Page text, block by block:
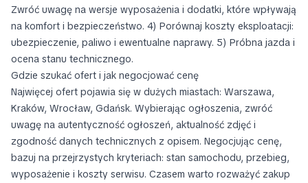
Zwróć uwagę na wersje wyposażenia i dodatki, które wpływają
na komfort i bezpieczeństwo. 4) Porównaj koszty eksploatacji:
ubezpieczenie, paliwo i ewentualne naprawy. 5) Próbna jazda i
ocena stanu technicznego.
Gdzie szukać ofert i jak negocjować cenę
Najwięcej ofert pojawia się w dużych miastach: Warszawa,
Kraków, Wrocław, Gdańsk. Wybierając ogłoszenia, zwróć
uwagę na autentyczność ogłoszeń, aktualność zdjęć i
zgodność danych technicznych z opisem. Negocjując cenę,
bazuj na przejrzystych kryteriach: stan samochodu, przebieg,
wyposażenie i koszty serwisu. Czasem warto rozważyć zakup